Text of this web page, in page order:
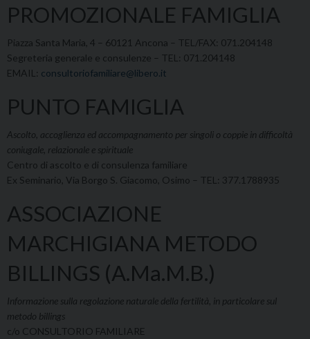
PROMOZIONALE FAMIGLIA
Piazza Santa Maria, 4 – 60121 Ancona – TEL/FAX: 071.204148
Segreteria generale e consulenze – TEL: 071.204148
EMAIL: consultoriofamiliare@libero.it
PUNTO FAMIGLIA
Ascolto, accoglienza ed accompagnamento per singoli o coppie in difficoltà
coniugale, relazionale e spirituale
Centro di ascolto e di consulenza familiare
Ex Seminario, Via Borgo S. Giacomo, Osimo – TEL: 377.1788935
ASSOCIAZIONE
MARCHIGIANA METODO
BILLINGS (A.Ma.M.B.)
Informazione sulla regolazione naturale della fertilità, in particolare sul
metodo billings
c/o CONSULTORIO FAMILIARE